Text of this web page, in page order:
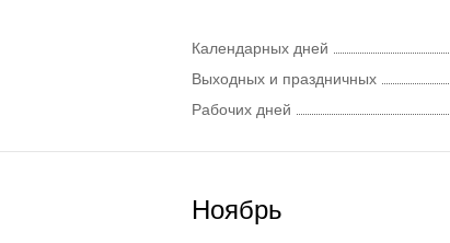
Календарных дней
Выходных и праздничных
Рабочих дней
Ноябрь